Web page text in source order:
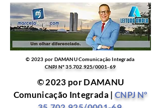
© 2023 por DAMANU Comunicação Integrada
CNPJ Nº35.702.925/0001-69
© 2023 por DAMANU
Comunicação Integrada | CNPJ Nº